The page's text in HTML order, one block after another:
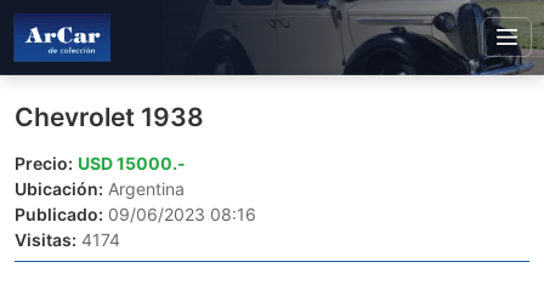
Chevrolet 1938
Precio: USD 15000.-
Ubicación: Argentina
Publicado: 09/06/2023 08:16
Visitas: 4174